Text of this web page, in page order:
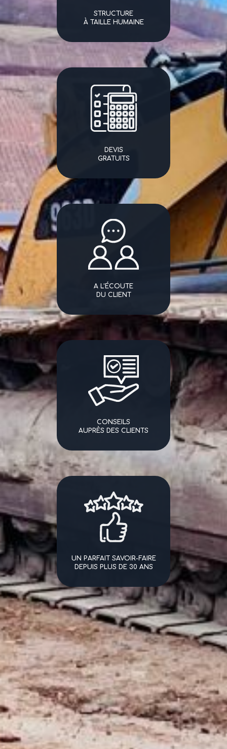
STRUCTURE
À TAILLE HUMAINE
DEVIS
GRATUITS
A L'ÉCOUTE
DU CLIENT
CONSEILS
AUPRÈS DES CLIENTS
UN PARFAIT SAVOIR-FAIRE
DEPUIS PLUS DE 30 ANS